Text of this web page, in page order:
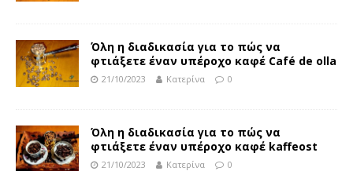
Όλη η διαδικασία για το πώς να
φτιάξετε έναν υπέροχο καφέ Café de olla
21/10/2023 Κατερίνα 0
Όλη η διαδικασία για το πώς να
φτιάξετε έναν υπέροχο καφέ kaffeost
21/10/2023 Κατερίνα 0